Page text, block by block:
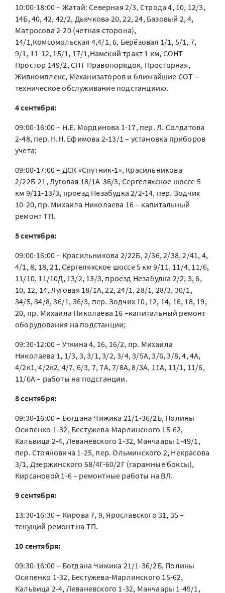
10:00-18:00 – Жатай: Северная 2/3, Строда 4, 10, 12/3,
14Б, 40, 42, 42/2, Дьячкова 20, 22, 24, Базовый 2, 4,
Матросова 2-20 (четная сторона),
14/1,Комсомольская 4,4/1, 6, Берёзовая 1/1, 5/1, 7,
9/1, 11-12, 15/1, 17/1,Намский тракт 1 км, СОНТ
Простор 149/2, СНТ Правопорядок, Просторная,
Живкомплекс, Механизаторов и ближайшие СОТ –
техническое обслуживание подстанциию.
4 сентября:
09:00-16:00 – Н.Е. Мординова 1-17, пер. Л. Солдатова
2-48, пер. Н.Н. Ефимова 2-13/1 – установка приборов
учета;
09:00-17:00 – ДСК «Спутник-1», Красильникова
2/22Б-21, Луговая 18/1А-36/3, Сергеляхское шоссе 5
км 9/11-13/3, проезд Незабудка 2/2-14, пер. Зодчих
10-20, пр. Михаила Николаева 16 – капитальный
ремонт ТП.
5 сентября:
09:00-16:00 – Красильникова 2/22Б, 2/36, 2/38, 2/41, 4,
4/1, 8, 18, 21, Сергеляхское шоссе 5 км 9/11, 11/4, 11/6,
11/10, 11/10Д, 13/2, 13/3, проезд Незабудка 2/2, 3, 6,
10, 12, 14, Луговая 18/1А, 22, 24/1, 28/1, 28/3, 30/1,
34/5, 34/8, 36/1, 36/3, пер. Зодчих 10, 12, 14, 16, 18, 19,
20, пр. Михаила Николаева 16 –капитальный ремонт
оборудования на подстанции;
09:30-12:00 – Уткина 4, 16, 16/2, пр. Михаила
Николаева 1, 1/3, 3, 3/1, 3/2, 3/4, 3/5А, 3/6, 3/8, 4, 4А,
4/2к1, 4/2к2, 4/7, 6/3, 7, 7А, 7/8А, 8/3А, 11А, 11/1, 11/6,
11/6А – работы на подстанции.
8 сентября:
09:30-16:00 – Богдана Чижика 21/1-36/2Б, Полины
Осипенко 1-32, Бестужева-Марлинского 15-62,
Кальвица 2-4, Леваневского 1-32, Манчаары 1-49/1,
пер. Стояновича 1-25, пер. Ольминского 2, Некрасова
3/1, Дзержинского 58/4Г-60/2Г (гаражные боксы),
Кирсановой 1-6 – ремонтные работы на ВЛ.
9 сентября:
13:30-16:30 – Кирова 7, 9, Ярославского 31, 35 –
текущий ремонт на ТП.
10 сентября:
09:30-16:00 – Богдана Чижика 21/1-36/2Б, Полины
Осипенко 1-32, Бестужева-Марлинского 15-62,
Кальвица 2-4, Леваневского 1-32, Манчаары 1-49/1,